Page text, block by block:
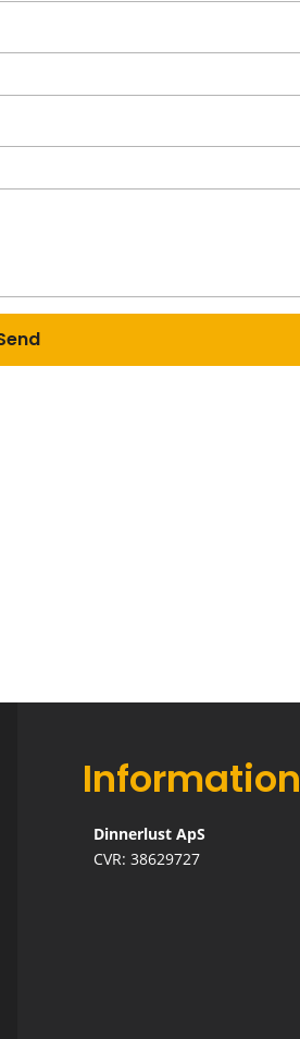
Information
Dinnerlust ApS
CVR: 38629727